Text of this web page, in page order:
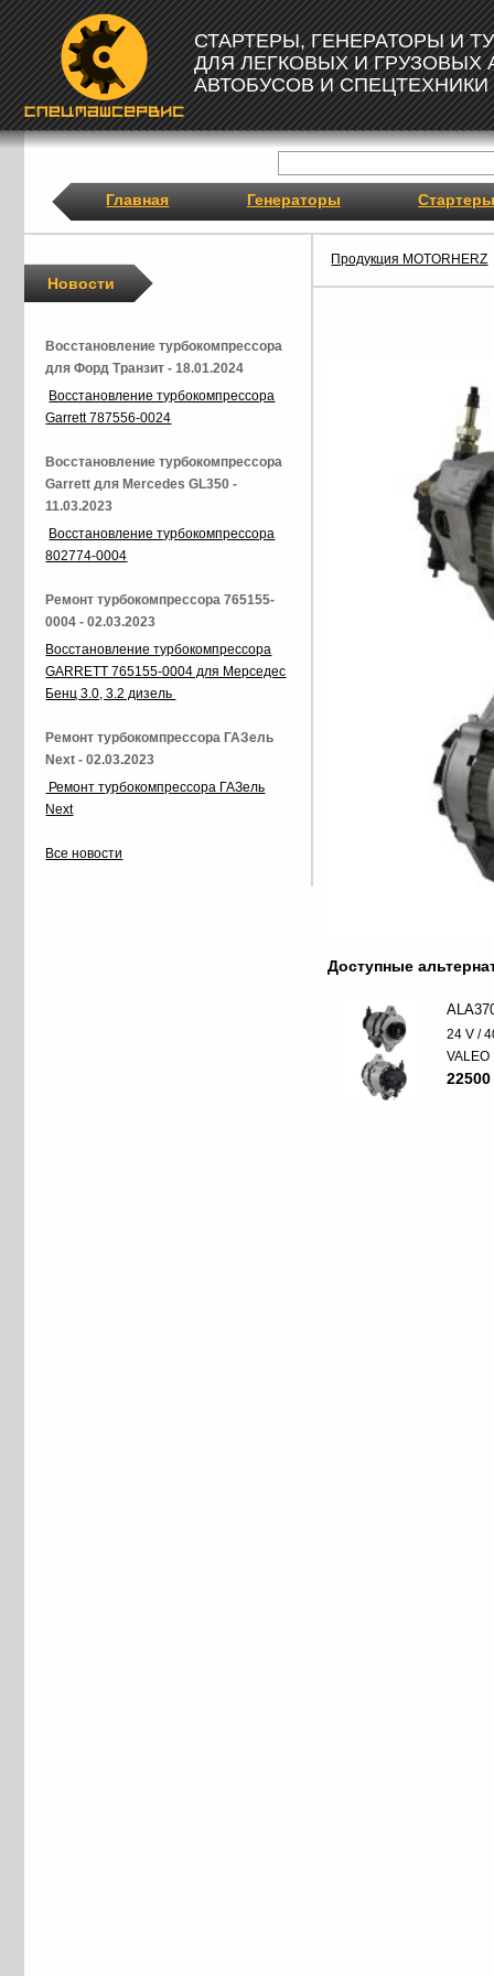
СТАРТЕРЫ, ГЕНЕРАТОРЫ И
ДЛЯ ЛЕГКОВЫХ И ГРУЗОВЫХ
АВТОБУСОВ И СПЕЦТЕХНИКИ
Главная Генераторы Стартеры
Продукция MOTORHERZ
Доступные
24 V /
VALEO
Новости
Восстановление турбокомпрессора
для Форд Транзит - 18.01.2024
Восстановление турбокомпрессора
Garrett 787556-0024
Восстановление турбокомпрессора
Garrett для Mercedes GL350 -
11.03.2023
Восстановление турбокомпрессора
802774-0004
Ремонт турбокомпрессора 765155-
0004 - 02.03.2023
Восстановление турбокомпрессора
GARRETT 765155-0004 для Мерседес
Бенц 3.0, 3.2 дизель
Ремонт турбокомпрессора ГАЗель
Next - 02.03.2023
Ремонт турбокомпрессора ГАЗель
Next
Все новости